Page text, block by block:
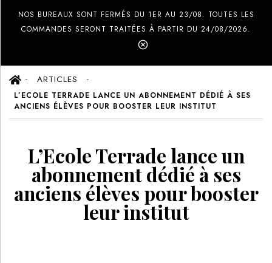
NOS BUREAUX SONT FERMÉS DU 1ER AU 23/08. TOUTES LES
COMMANDES SERONT TRAITÉES À PARTIR DU 24/08/2026.
ARTICLES
L’ECOLE TERRADE LANCE UN ABONNEMENT DÉDIÉ À SES
ANCIENS ÉLÈVES POUR BOOSTER LEUR INSTITUT
L’Ecole Terrade lance un
abonnement dédié à ses
anciens élèves pour booster
leur institut